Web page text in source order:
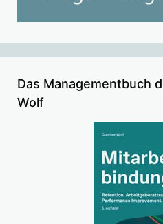
Das Managementbuch
Wolf